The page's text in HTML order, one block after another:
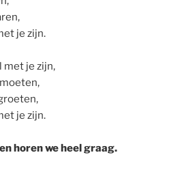
je zijn.
met je zijn,
je zijn.
horen we heel graag.